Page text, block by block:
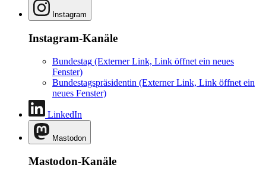
Instagram
Instagram-Kanäle
Bundestag (Externer Link, Link öffnet ein neues
Fenster)
Bundestagspräsidentin (Externer Link, Link öffnet ein
neues Fenster)
LinkedIn
Mastodon
Mastodon-Kanäle